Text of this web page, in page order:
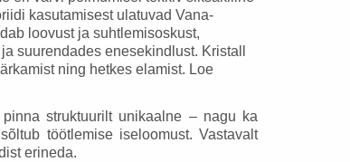
kasutamisest ulatuvad Vana-
loovust ja suhtlemisoskust,
suurendades enesekindlust. Kristall
ning hetkes elamist. Loe
struktuurilt unikaalne – nagu ka
töötlemise iseloomust. Vastavalt
erineda.
- orthoceras
€
Geood - ahhaat
8,27 €